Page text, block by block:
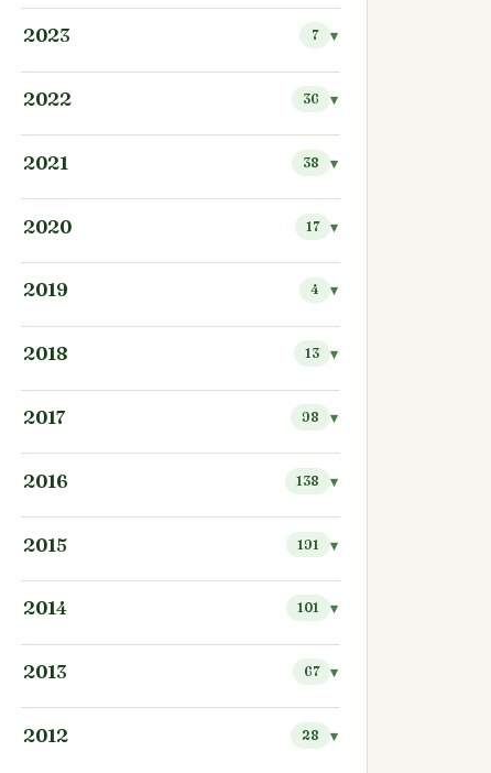
2023 7
2022 36
2021 38
2020 17
2019 4
2018 13
2017 98
2016 138
2015 191
2014 101
2013 67
2012 28